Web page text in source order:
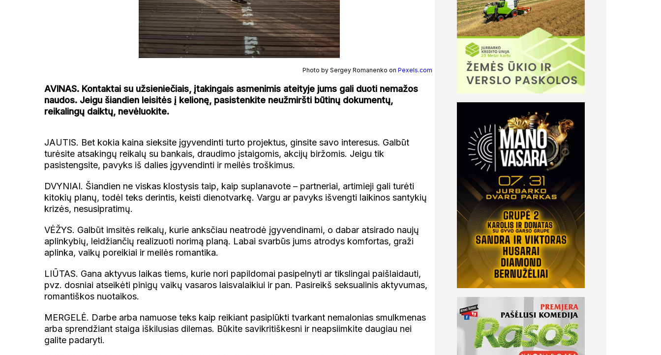
Photo by Sergey Romanenko on Pexels.com
AVINAS. Kontaktai su užsieniečiais, įtakingais asmenimis ateityje jums gali duoti nemažos
naudos. Jeigu šiandien leisitės į kelionę, pasistenkite neužmiršti būtinų dokumentų,
reikalingų daiktų, nevėluokite.
JAUTIS. Bet kokia kaina sieksite įgyvendinti turto projektus, ginsite savo interesus. Galbūt
turėsite atsakingų reikalų su bankais, draudimo įstaigomis, akcijų biržomis. Jeigu tik
pasistengsite, pavyks iš dalies įgyvendinti ir meilės troškimus.
DVYNIAI. Šiandien ne viskas klostysis taip, kaip suplanavote – partneriai, artimieji gali turėti
kitokių planų, todėl teks derintis, keisti dienotvarkę. Vargu ar pavyks išvengti laikinos santykių
krizės, nesusipratimų.
VĖŽYS. Galbūt imsitės reikalų, kurie anksčiau neatrodė įgyvendinami, o dabar atsirado naujų
aplinkybių, leidžiančių realizuoti norimą planą. Labai svarbūs jums atrodys komfortas, graži
aplinka, vaikų poreikiai ir meilės romantika.
LIŪTAS. Gana aktyvus laikas tiems, kurie nori papildomai pasipelnyti ar tikslingai paišlaidauti,
pvz. dosniai atseikėti pinigų vaikų vasaros laisvalaikiui ir pan. Pasireikš seksualinis aktyvumas,
romantiškos nuotaikos.
MERGELĖ. Darbe arba namuose teks kaip reikiant pasiplūkti tvarkant nemalonias smulkmenas
arba sprendžiant staiga iškilusias dilemas. Būkite savikritiškesni ir neapsiimkite daugiau nei
galite padaryti.